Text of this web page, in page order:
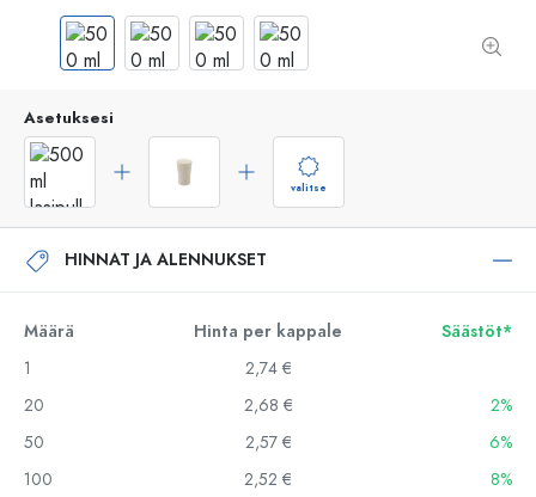
Asetuksesi
valitse
HINNAT JA ALENNUKSET
Määrä Hinta per kappale
Säästöt*
1
2,74 €
20
2,68 €
2%
50
2,57 €
6%
100
2,52 €
8%